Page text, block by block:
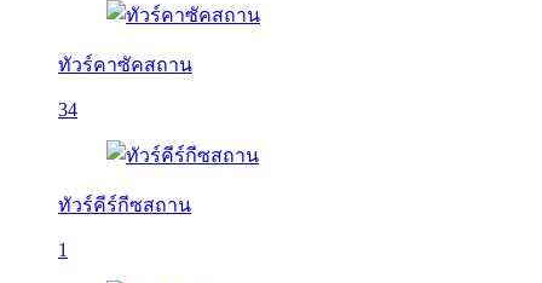
ทัวร์คาซัคสถาน
34
ทัวร์คีร์กีซสถาน
1